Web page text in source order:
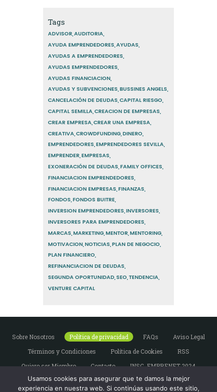
Tags
ADVISOR AUDITORIA
AYUDA EMPRENDEDORES AYUDAS
AYUDAS A EMPRENDEDORES
AYUDAS EMPRENDEDORES
AYUDAS FINANCIACION
AYUDAS Y SUBVENCIONES BUSSINES ANGELS
CANCELACIÓN DE DEUDAS CAPITAL RIESGO
CAPITAL SEMILLA CREACION DE EMPRESAS
CREAR EMPRESA CREAR UNA EMPRESA
CREATIVA CROWDFUNDING DINERO
EMPRENDEDORES EMPRENDEDORES SEVILLA
EMPRENDER EMPRESAS
EXONERACIÓN DE DEUDAS FAMILY OFFICES
FINANCIACION EMPRENDEDORES
FINANCIACION EMPRESAS FINANZAS
FONDOS FONDOS BUITRE
INVERSION EMPRENDEDORES INVERSORES
INVERSORES PARA EMPRENDEDORES
MARCAS MARKETING MENTOR MENTORING
MOTIVACION NOTICIAS PLAN DE NEGOCIO
PLAN FINANCIERO
REFINANCIACION DE DEUDAS
SEGUNDA OPORTUNIDAD SEO TENDENCIA
VENTURE CAPITAL
Sobre Nosotros Política de privacidad FAQs
Aviso Legal
Términos y Condiciones
Política de Cookies
RSS
Quiero ser Miembro
Contacto
INSC. EMPRENET 2024
Usamos cookies para asegurar que te damos la mejor
experiencia en nuestra web. Si continúas usando este sitio,